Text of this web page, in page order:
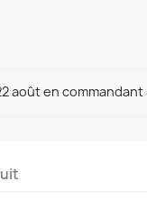
août en